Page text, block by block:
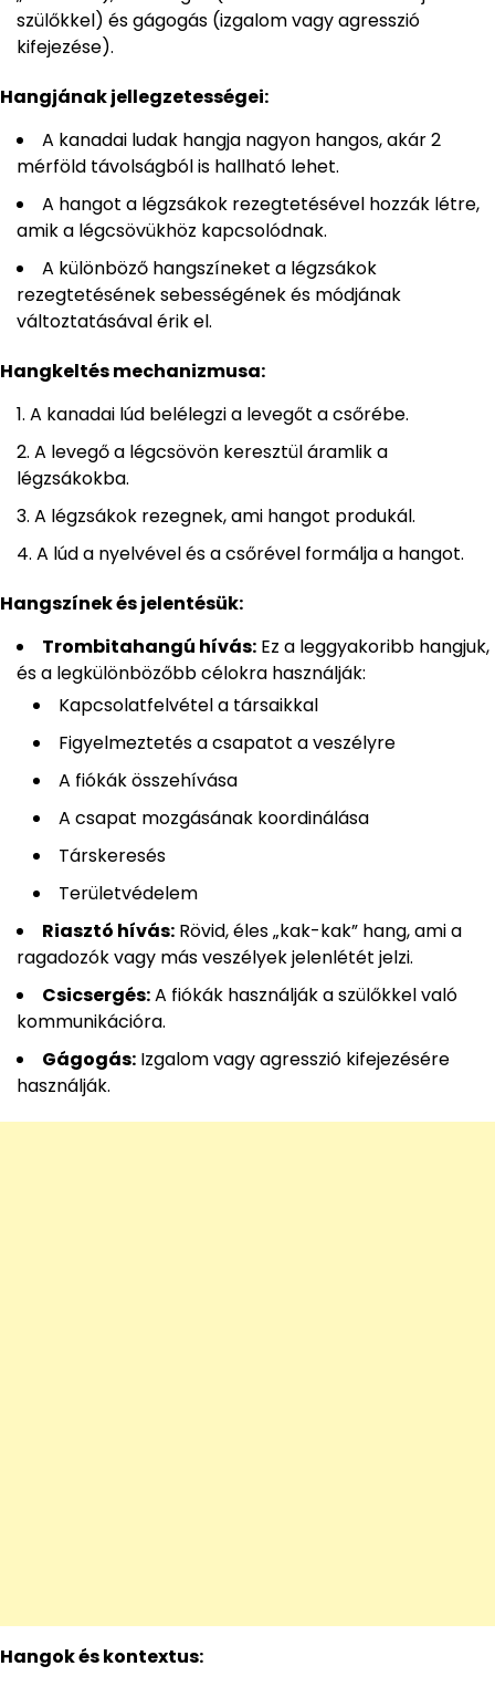
szülőkkel) és gágogás (izgalom vagy agresszió
kifejezése).
Hangjának jellegzetességei:
A kanadai ludak hangja nagyon hangos, akár 2
mérföld távolságból is hallható lehet.
A hangot a légzsákok rezegtetésével hozzák létre,
amik a légcsövükhöz kapcsolódnak.
A különböző hangszíneket a légzsákok
rezegtetésének sebességének és módjának
változtatásával érik el.
Hangkeltés mechanizmusa:
A kanadai lúd belélegzi a levegőt a csőrébe.
A levegő a légcsövön keresztül áramlik a
légzsákokba.
A légzsákok rezegnek, ami hangot produkál.
A lúd a nyelvével és a csőrével formálja a hangot.
Hangszínek és jelentésük:
Trombitahangú hívás: Ez a leggyakoribb hangjuk,
és a legkülönbözőbb célokra használják:
Kapcsolatfelvétel a társaikkal
Figyelmeztetés a csapatot a veszélyre
A fiókák összehívása
A csapat mozgásának koordinálása
Társkeresés
Területvédelem
Riasztó hívás: Rövid, éles „kak-kak” hang, ami a
ragadozók vagy más veszélyek jelenlétét jelzi.
Csicsergés:A fiókák használják a szülőkkel való
kommunikációra.
Gágogás: Izgalom vagy agresszió kifejezésére
használják.
Hangok és kontextus: